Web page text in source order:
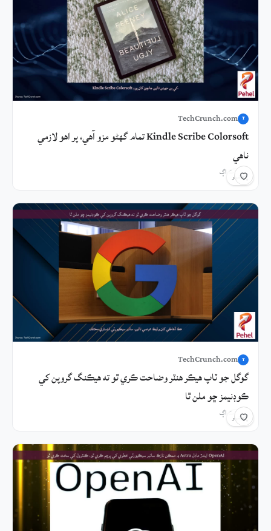
T
TechCrunch.com
Kindle Scribe Colorsoft تمام گهڻو مزو آهي، پر اهو لازمي
ناهي
2 ڪلاڪ اڳ شيئر
T
TechCrunch.com
گوگل جو ٽاپ هيڪر هنٽر وضاحت ڪري ٿو ته هيڪنگ گروپن کي
ڪوڊنيمز ڇو ملن ٿا
3 ڪلاڪ اڳ شيئر